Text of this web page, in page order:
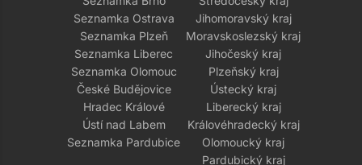
Seznamka Ostrava
Seznamka Plzeň
Seznamka Liberec
Seznamka Olomouc
České Budějovice
Hradec Králové
Ústí nad Labem
Seznamka Pardubice
Jihomoravský kraj
Moravskoslezský kraj
Jihočeský kraj
Plzeňský kraj
Ústecký kraj
Liberecký kraj
Královéhradecký kraj
Olomoucký kraj
Pardubický kraj